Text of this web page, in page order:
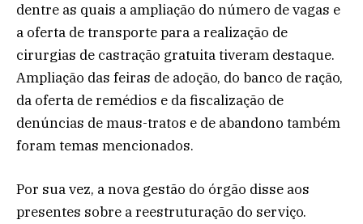
dentre as quais a ampliação do número de vagas e
a oferta de transporte para a realização de
cirurgias de castração gratuita tiveram destaque.
Ampliação das feiras de adoção, do banco de ração,
da oferta de remédios e da fiscalização de
denúncias de maus-tratos e de abandono também
foram temas mencionados.
Por sua vez, a nova gestão do órgão disse aos
presentes sobre a reestruturação do serviço.